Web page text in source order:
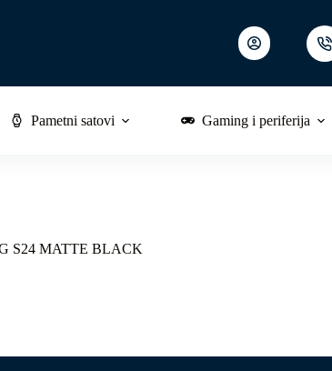
Pametni satovi Gaming i periferija
S24 MATTE BLACK